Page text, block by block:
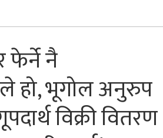
फेर्ने नै
हो, भूगोल अनुरुप
विक्री वितरण